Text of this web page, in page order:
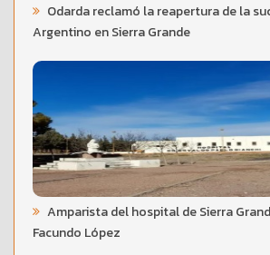
Odarda reclamó la reapertura de la
Argentino en Sierra Grande
Amparista del hospital de Sierra
Facundo López